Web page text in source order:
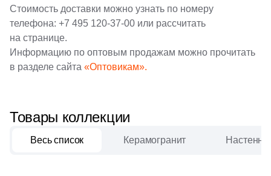
Creanza (111)
Cristacer (20
Cube Ceramica (
DVOMO (
Стоимость доставки можно узнать по номеру
телефона: +7 495 120-37-00 или рассчитать
на странице.
Информацию по оптовым продажам можно прочитать
в разделе сайта «Оптовикам».
Товары коллекции
Весь список Керамогранит